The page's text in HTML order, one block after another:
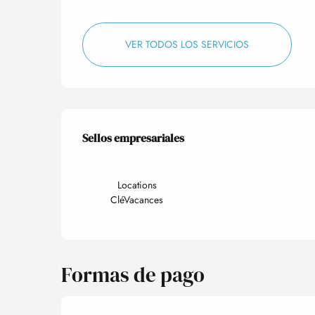
VER TODOS LOS SERVICIOS
Oferta de
Sellos empresariales
Sellos empresariales
Locations
CléVacances
Formas de pago